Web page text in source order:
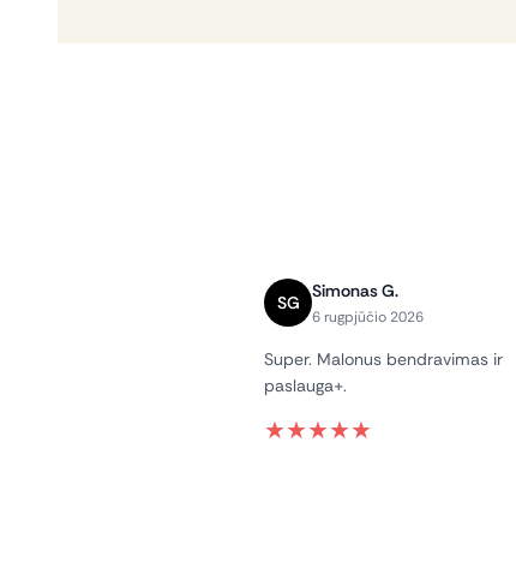
SG
Simonas G.
6 rugpjūčio 2026
Super. Malonus bendravimas ir
paslauga+.
★★★★★